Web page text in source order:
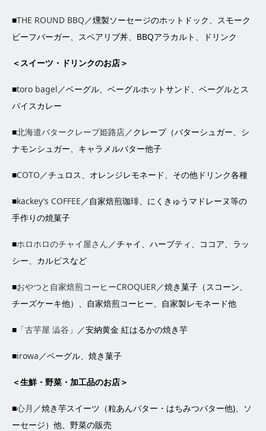
■THE ROUND BBQ ／燻製ソーセージのホットドック、スモーク
ビーフバーガー、スペアリブ丼、BBQアラカルト、ドリンク
＜スイーツ・ドリンクのお店＞
■toro bagel ／ベーグル、ベーグルホットサンド、ベーグルとス
パイスカレー
■北海道バタークレープ姫路店／クレープ（バターシュガー、シ
ナモンシュガー、キャラメルバター他子
■COTO ／チュロス、オレンジレモネード、その他ドリンク各種
■kackey’s COFFEE ／自家焙煎珈琲、にくきゅうマドレーヌ等の
手作りの焼菓子
■ホロホロのチャイ屋さん ／チャイ、ハーブティ、ココア、ラッ
シー、カルピスなど
■おやつと自家焙煎コーヒーCROQUER ／焼き菓子（スコーン、
チーズケーキ他）、自家焙煎コーヒー、自家製レモネード他
■ 「古芋屋 澁谷」 ／安納黄金 紅はるかの焼き芋
■irowa ／ベーグル、焼き菓子
＜生鮮・野菜・加工品のお店＞
■心月 ／焼き芋スイーツ（粒あんバター・はちみつバター他)、ソ
ーセージ）他、野菜の販売